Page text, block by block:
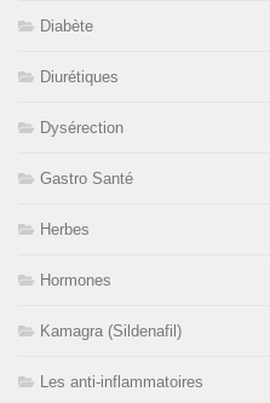
Diabète
Diurétiques
Dysérection
Gastro Santé
Herbes
Hormones
Kamagra (Sildenafil)
Les anti-inflammatoires